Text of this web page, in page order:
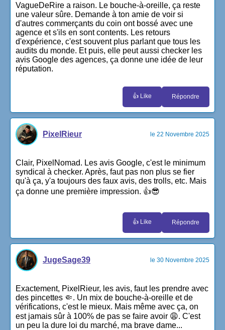
VagueDeRire a raison. Le bouche-à-oreille, ça reste
une valeur sûre. Demande à ton amie de voir si
d'autres commerçants du coin ont bossé avec une
agence et s'ils en sont contents. Les retours
d'expérience, c'est souvent plus parlant que tous les
audits du monde. Et puis, elle peut aussi checker les
avis Google des agences, ça donne une idée de leur
réputation.
👍 Like Répondre
PixelRieur le 22 Novembre 2025
Clair, PixelNomad. Les avis Google, c'est le minimum
syndical à checker. Après, faut pas non plus se fier
qu'à ça, y'a toujours des faux avis, des trolls, etc. Mais
ça donne une première impression. 👍😎
👍 Like Répondre
JugeSage39 le 30 Novembre 2025
Exactement, PixelRieur, les avis, faut les prendre avec
des pincettes 🤏. Un mix de bouche-à-oreille et de
vérifications, c'est le mieux. Mais même avec ça, on
est jamais sûr à 100% de pas se faire avoir 😩. C'est
un peu la dure loi du marché, ma brave dame...